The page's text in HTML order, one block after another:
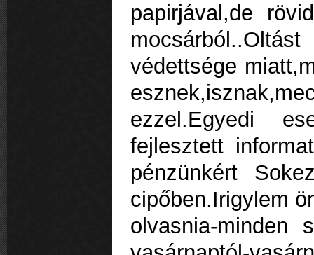
papirjával,de
védettsége
ezzel.Egyedi
fejlesztett
pénzünkért
cipőben.Irigylem
olvasnia-minden